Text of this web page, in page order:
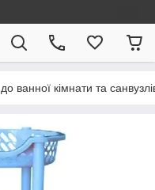
ванної кімнати та